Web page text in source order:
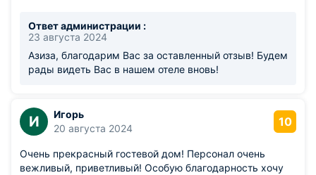
Ответ администрации :
23 августа 2024
Азиза, благодарим Вас за оставленный отзыв! Будем
рады видеть Вас в нашем отеле вновь!
И
Игорь
20 августа 2024
10
Очень прекрасный гостевой дом! Персонал очень
вежливый, приветливый! Особую благодарность хочу